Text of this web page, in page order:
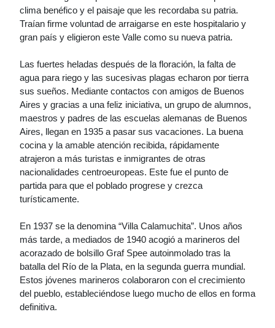
clima benéfico y el paisaje que les recordaba su patria.
Traían firme voluntad de arraigarse en este hospitalario y
gran país y eligieron este Valle como su nueva patria.
Las fuertes heladas después de la floración, la falta de
agua para riego y las sucesivas plagas echaron por tierra
sus sueños. Mediante contactos con amigos de Buenos
Aires y gracias a una feliz iniciativa, un grupo de alumnos,
maestros y padres de las escuelas alemanas de Buenos
Aires, llegan en 1935 a pasar sus vacaciones. La buena
cocina y la amable atención recibida, rápidamente
atrajeron a más turistas e inmigrantes de otras
nacionalidades centroeuropeas. Este fue el punto de
partida para que el poblado progrese y crezca
turísticamente.
En 1937 se la denomina “Villa Calamuchita”. Unos años
más tarde, a mediados de 1940 acogió a marineros del
acorazado de bolsillo Graf Spee autoinmolado tras la
batalla del Río de la Plata, en la segunda guerra mundial.
Estos jóvenes marineros colaboraron con el crecimiento
del pueblo, estableciéndose luego mucho de ellos en forma
definitiva.